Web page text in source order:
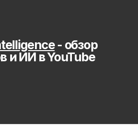
- обзор
и ИИ в YouTube